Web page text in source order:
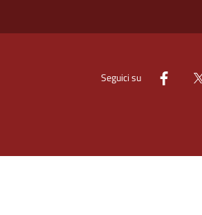
Seguici su